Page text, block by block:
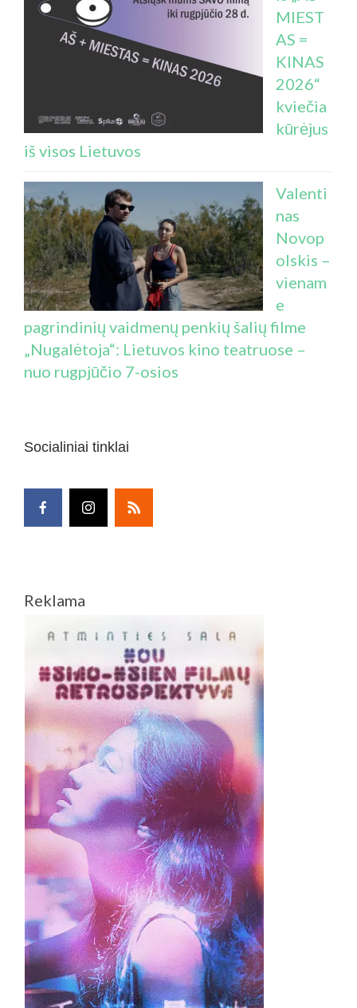
MIEST
AS =
KINAS
2026“
kviečia
kūrėjus
iš visos Lietuvos
Valenti
nas
Novop
olskis –
vienam
e
pagrindinių vaidmenų penkių šalių filme
„Nugalėtoja“: Lietuvos kino teatruose –
nuo rugpjūčio 7-osios
Socialiniai tinklai
Reklama